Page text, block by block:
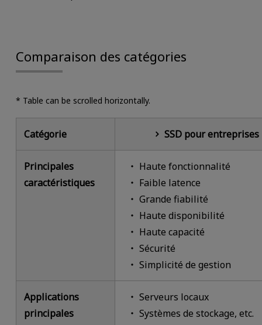
Comparaison des catégories
* Table can be scrolled horizontally.
Catégorie SSD pour entreprises
Principales
caractéristiques
Haute fonctionnalité
Faible latence
Grande fiabilité
Haute disponibilité
Haute capacité
Sécurité
Simplicité de gestion
Applications
principales
Serveurs locaux
Systèmes de stockage, etc.